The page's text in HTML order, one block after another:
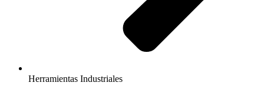
Herramientas Industriales